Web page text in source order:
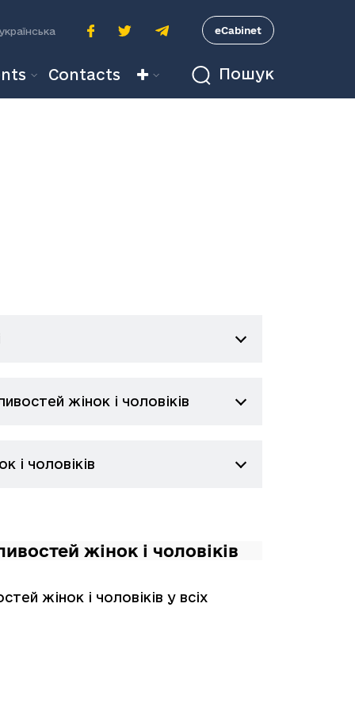
A
українська eCabinet
Contacts Пошук
жінок і чоловіків
і чоловіків
жінок і чоловіків
жінок і чоловіків у всіх